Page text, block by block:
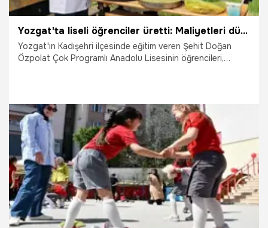
Yozgat'ta liseli öğrenciler üretti: Maliyetleri düşürdü, verimi 4 kat arttırdı: Çiftçinin cebi nefes alacak
Yozgat'ın Kadışehri ilçesinde eğitim veren Şehit Doğan
Özpolat Çok Programlı Anadolu Lisesinin öğrencileri,
1.05.2025 Ekonomi